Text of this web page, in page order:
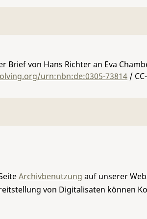
Brief von Hans Richter an Eva
urn:nbn:de:0305-73814 /
Archivbenutzung auf unserer
von Digitalisaten können